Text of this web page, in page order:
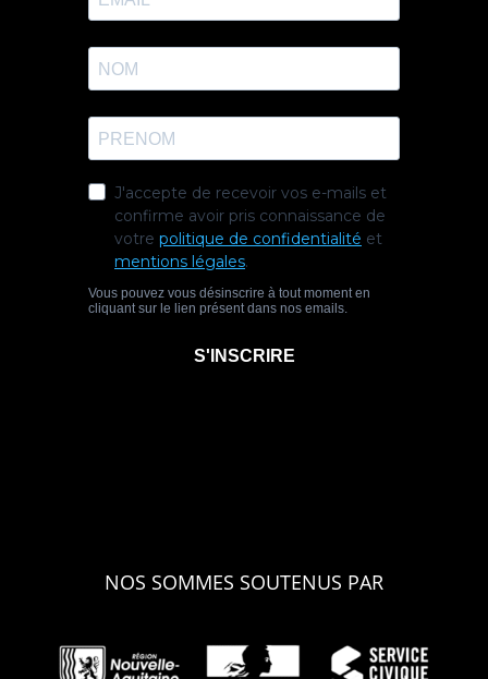
NOS SOMMES SOUTENUS PAR